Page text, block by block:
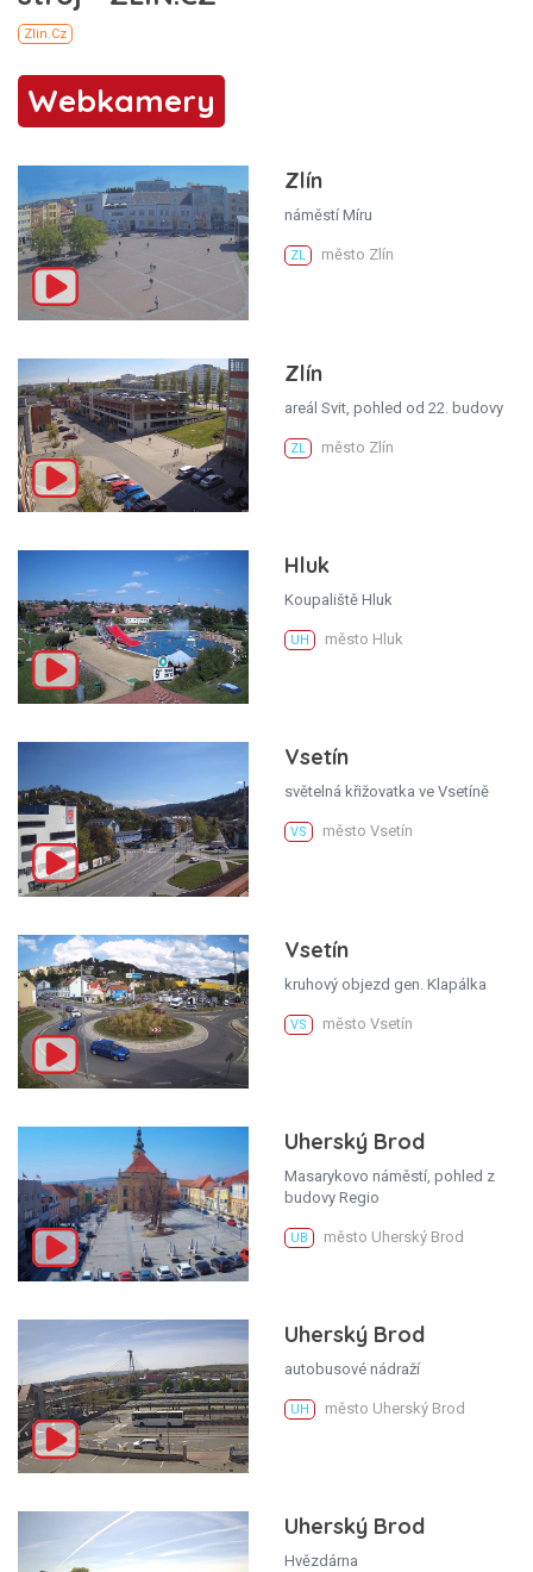
Webkamery
Zlín
náměstí Míru
ZL město Zlín
Zlín
areál Svit, pohled od 22. budovy
ZL město Zlín
Hluk
Koupaliště Hluk
UH město Hluk
Vsetín
světelná křižovatka ve Vsetíně
VS město Vsetín
Vsetín
kruhový objezd gen. Klapálka
VS město Vsetín
Uherský Brod
Masarykovo náměstí, pohled z
budovy Regio
UB město Uherský Brod
Uherský Brod
autobusové nádraží
UH město Uherský Brod
Uherský Brod
Hvězdárna